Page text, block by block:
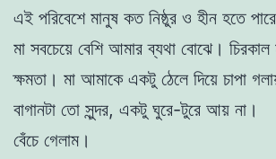
এই পরিবেশে মানুষ কত নিষ্ঠুর ও হীন হতে
মা সবচেয়ে বেশি আমার ব্যথা বোঝে। চিরকাল
ক্ষমতা। মা আমাকে একটু ঠেলে দিয়ে চাপা
বাগানটা তো সুন্দর, একটু ঘুরে-টুরে আয় না।
বেঁচে গেলাম।